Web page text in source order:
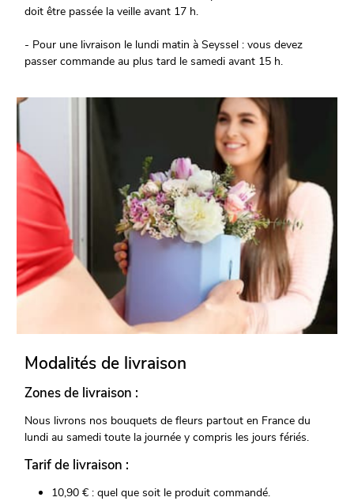
doit être passée la veille avant 17 h.
- Pour une livraison le lundi matin à Seyssel : vous devez
passer commande au plus tard le samedi avant 15 h.
Modalités de livraison
Zones de livraison :
Nous livrons nos bouquets de fleurs partout en France du
lundi au samedi toute la journée y compris les jours fériés.
Tarif de livraison :
10,90 € : quel que soit le produit commandé.